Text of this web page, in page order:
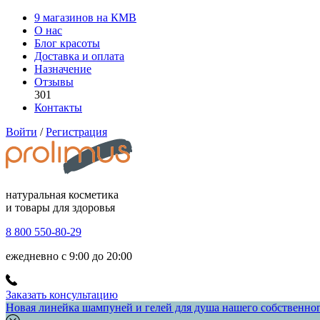
9 магазинов на КМВ
О нас
Блог красоты
Доставка и оплата
Назначение
Отзывы
301
Контакты
Войти / Регистрация
натуральная косметика
и товары для здоровья
8 800 550-80-29
ежедневно с 9:00 до 20:00
Заказать консультацию
Новая линейка шампуней и гелей для душа нашего